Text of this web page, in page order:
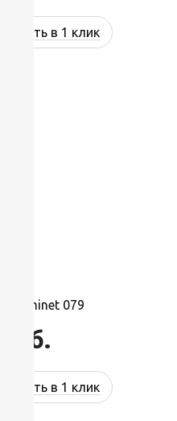
Купить в 1 клик
Prominet 079
руб.
Купить в 1 клик